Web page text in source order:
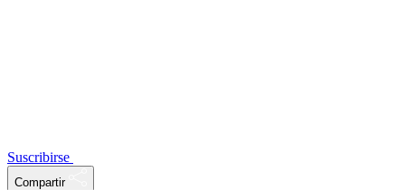
Suscribirse
Compartir